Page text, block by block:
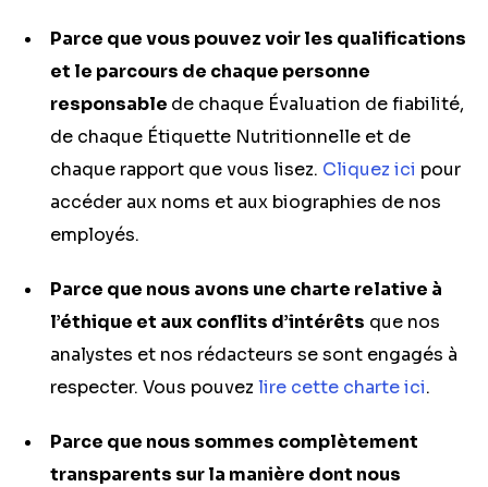
Parce que vous pouvez voir les qualifications
et le parcours de chaque personne
responsable de chaque Évaluation de fiabilité,
de chaque Étiquette Nutritionnelle et de
chaque rapport que vous lisez. Cliquez ici pour
accéder aux noms et aux biographies de nos
employés.
Parce que nous avons une charte relative à
l’éthique et aux conflits d’intérêts que nos
analystes et nos rédacteurs se sont engagés à
respecter. Vous pouvez lire cette charte ici.
Parce que nous sommes complètement
transparents sur la manière dont nous